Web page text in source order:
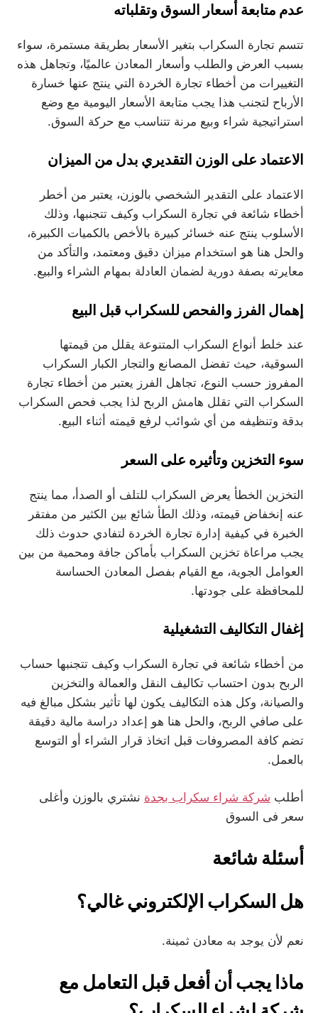
عدم متابعة أسعار السوق وتقلباته
تتسم تجارة السكراب بتغير الأسعار بطريقة مستمرة، سواء
بسبب العرض والطلب وأسعار المعادن عالميًا، وتجاهل هذه
التغييرات من أخطاء تجارة الخردة التي ينتج عنها خسارة
الأرباح لتجنب هذا يجب متابعة الأسعار اليومية مع وضع
استراتيجية شراء وبيع مرنة تتناسب مع حركة السوق.
الاعتماد على الوزن التقديري بدل من الميزان
الاعتماد على التقدير الشخصي بالوزن، يعتبر من أخطر
أخطاء شائعة في تجارة السكراب وكيف تتجنبها، وذلك
الأسلوب ينتج عنه خسائر كبيرة بالأخص بالكميات الكبيرة،
والحل هنا هو استخدام ميزان دقيق ومعتمد، والتأكد من
معايرته بصفة دورية لضمان العادلة بمهام الشراء والبيع.
إهمال الفرز والفحص للسكراب قبل البيع
عند خلط أنواع السكراب المتنوعة يقلل من قيمتها
السوقية، حيث تفضل المصانع والتجار الكبار السكراب
المفروز حسب النوع، تجاهل الفرز يعتبر من أخطاء تجارة
السكراب التي تقلل هامش الربح لذا يجب فحص السكراب
بدقة وتنظيفه من أي شوائب لرفع قيمته أثناء البيع.
سوء التخزين وتأثيره على السعر
التخزين الخطأ يعرض السكراب للتلف أو الصدأ، مما ينتج
عنه إنخفاض قيمته، وذلك الطأ شائع بين الكثير من مفتقر
الخبرة في كيفية إدارة تجارة الخردة لتفادي حدوث ذلك
يجب مراعاة تخزين السكراب بأماكن جافة ومحمية من بين
العوامل الجوية، مع القيام بفصل المعادن الحساسة
للمحافظة على جودتها.
إغفال التكاليف التشغيلية
من أخطاء شائعة في تجارة السكراب وكيف تتجنبها حساب
الربح بدون احتساب تكاليف النقل والعمالة والتخزين
والصيانة، وكل هذه التكاليف يكون لها تأثير بشكل مبالغ فيه
على صافي الربح، والحل هنا هو إعداد دراسة مالية دقيقة
تضم كافة المصروفات قبل اتخاذ قرار الشراء أو التوسع
بالعمل.
أطلب شركة شراء سكراب بجدة نشتري بالوزن وأغلى
سعر فى السوق
أسئلة شائعة
هل السكراب الإلكتروني غالي؟
نعم لأن يوجد به معادن ثمينة.
ماذا يجب أن أفعل قبل التعامل مع